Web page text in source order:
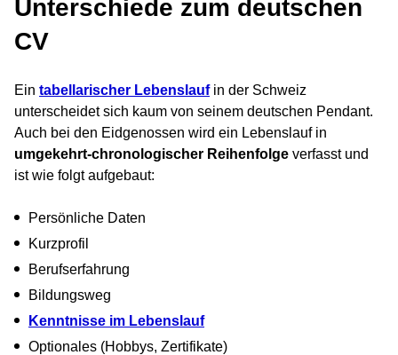
Unterschiede zum deutschen
CV
Ein tabellarischer Lebenslaufin der Schweiz
unterscheidet sich kaum von seinem deutschen Pendant.
Auch bei den Eidgenossen wird ein Lebenslauf in
umgekehrt-chronologischer Reihenfolge verfasst und
ist wie folgt aufgebaut:
Persönliche Daten
Kurzprofil
Berufserfahrung
Bildungsweg
Kenntnisse im Lebenslauf
Optionales (Hobbys, Zertifikate)